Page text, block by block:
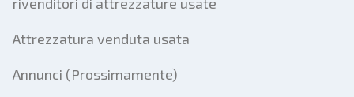
Attrezzatura venduta usata
Annunci (Prossimamente)